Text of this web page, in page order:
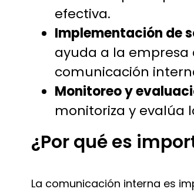
efectiva.
Implementación de
ayuda a la
comunicación
Monitoreo y
monitoriza y evalúa
¿Por qué es
La comunicación interna es